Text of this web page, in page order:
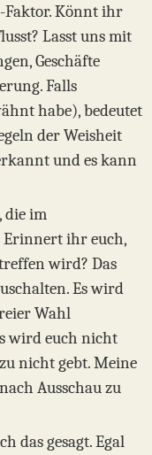
Faktor. Könnt ihr
Lasst uns mit
Geschäfte
Falls
habe), bedeutet
der Weisheit
und es kann
die im
Erinnert ihr euch,
wird? Das
Es wird
Wahl
wird euch nicht
nicht gebt. Meine
Ausschau zu
das gesagt. Egal